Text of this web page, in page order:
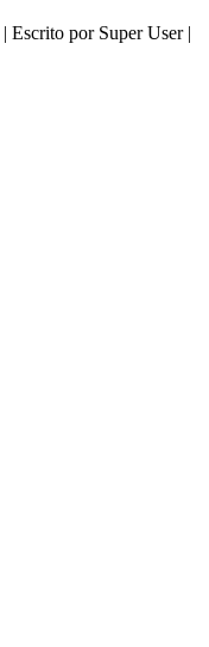
| Escrito por Super User|